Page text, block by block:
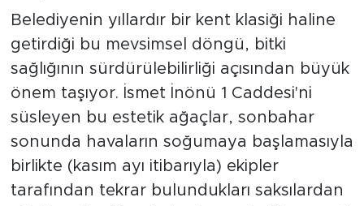
Belediyenin yıllardır bir kent klasiği haline
getirdiği bu mevsimsel döngü, bitki
sağlığının sürdürülebilirliği açısından büyük
önem taşıyor. İsmet İnönü 1 Caddesi'ni
süsleyen bu estetik ağaçlar, sonbahar
sonunda havaların soğumaya başlamasıyla
birlikte (kasım ayı itibarıyla) ekipler
tarafından tekrar bulundukları saksılardan